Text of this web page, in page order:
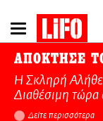
Παράκαμψη
προς
κυρίως
περιεχόμενο
ΑΠΟΚΤΗΣΕ
Η Σκληρή
Διαθέσιμη
Δείτε περισσότερα